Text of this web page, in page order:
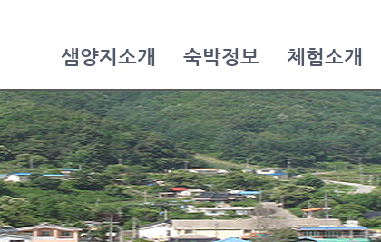
샘양지소개 숙박정보 체험소개